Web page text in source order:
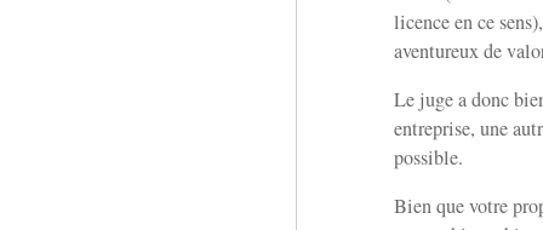
licence en ce
aventureux de
Le juge a donc
entreprise, une
possible.
Bien que votre